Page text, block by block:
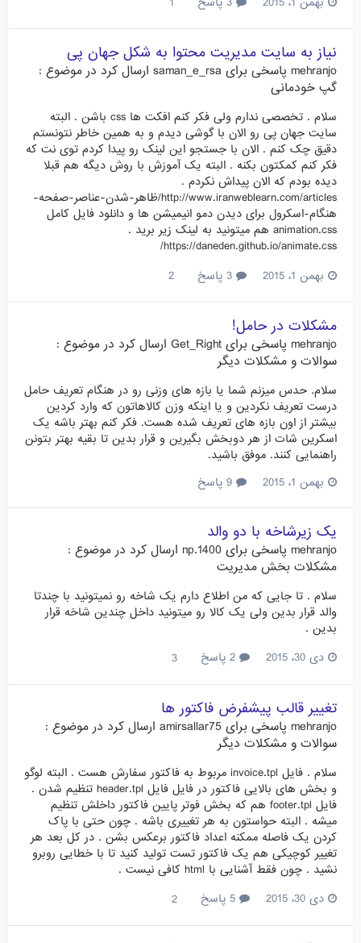
نیاز به سایت مدیریت محتوا به شکل جهان پی
mehranjo پاسخی برای saman_e_rsa ارسال کرد در موضوع :
گپ خودمانی
سلام . تخصصی ندارم ولی فکر کنم افکت ها css باشن . البته
سایت جهان پی رو الان با گوشی دیدم و به همین خاطر نتونستم
دقیق چک کنم . الان با جستجو این لینک رو پیدا کردم توی نت که
فکر کنم کمکتون بکنه . البته یک آموزش با روش دیگه هم قبلا
دیده بودم که الان پیداش نکردم .
http://www.iranweblearn.com/articles/ظاهر-شدن-عناصر-صفحه-
هنگام-اسکرول برای دیدن دمو انیمیشن ها و دانلود فایل کامل
animation.css هم میتونید به لینک زیر برید .
https://daneden.github.io/animate.css/
بهمن 1، 2015
2
مشکلات در حامل!
mehranjo پاسخی برای Get_Right ارسال کرد در موضوع :
سوالات و مشکلات دیگر
سلام. حدس میزنم شما یا بازه های وزنی رو در هنگام تعریف حامل
درست تعریف نکردین و یا اینکه وزن کالاهاتون که وارد کردین
بیشتر از اون بازه های تعریف شده هست. فکر کنم بهتر باشه یک
اسکرین شات از هر دوبخش بگیرین و قرار بدین تا بقیه بهتر بتونن
راهنمایی کنند. موفق باشید.
بهمن 1، 2015
یک زیرشاخه با دو والد
mehranjo پاسخی برای np.1400 ارسال کرد در موضوع :
مشکلات بخش مدیریت
سلام . تا جایی که من اطلاع دارم یک شاخه رو نمیتونید با چندتا
والد قرار بدین ولی یک کالا رو میتونید داخل چندین شاخه قرار
بدین .
دی 30، 2015
3
تغییر قالب پیشفرض فاکتور ها
mehranjo پاسخی برای amirsallar75 ارسال کرد در موضوع :
سوالات و مشکلات دیگر
سلام . فایل invoice.tpl مربوط به فاکتور سفارش هست . البته لوگو
و بخش های بالایی فاکتور در فایل فایل header.tpl تنظیم شدن .
فایل footer.tpl هم که بخش فوتر پایین فاکتور داخلش تنظیم
میشه . البته حواستون به هر تغییری باشه . چون حتی با پاک
کردن یک فاصله ممکنه اعداد فاکتور برعکس بشن . در کل بعد هر
تغییر کوچیکی هم یک فاکتور تست تولید کنید تا با خطایی روبرو
نشید . چون فقط آشنایی با html کافی نیست .
دی 30، 2015
2